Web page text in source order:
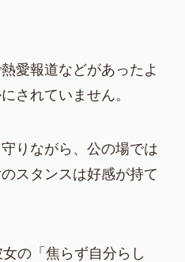
愛報道などがあったよ
されていません。
りながら、公の場では
スタンスは好感が持て
の「焦らず自分らし